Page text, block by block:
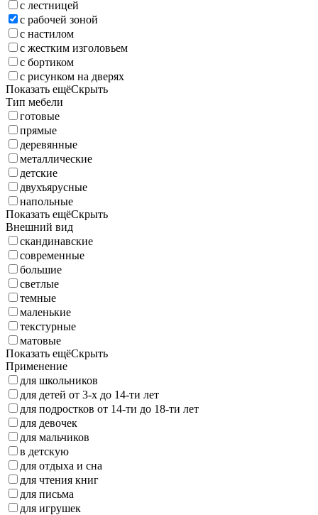
с лестницей
с рабочей зоной
с настилом
с жестким изголовьем
с бортиком
с рисунком на дверях
Показать ещёСкрыть
Тип мебели
готовые
прямые
деревянные
металлические
детские
двухъярусные
напольные
Показать ещёСкрыть
Внешний вид
скандинавские
современные
большие
светлые
темные
маленькие
текстурные
матовые
Показать ещёСкрыть
Применение
для школьников
для детей от 3-х до 14-ти лет
для подростков от 14-ти до 18-ти лет
для девочек
для мальчиков
в детскую
для отдыха и сна
для чтения книг
для письма
для игрушек